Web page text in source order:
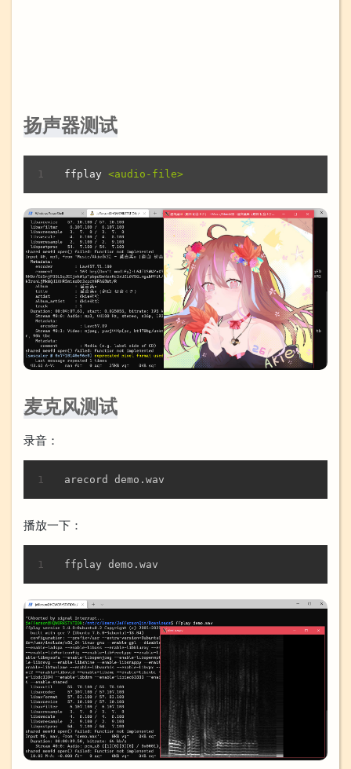
扬声器测试
ffplay <audio-file>
麦克风测试
录音：
arecord demo.wav
播放一下：
ffplay demo.wav